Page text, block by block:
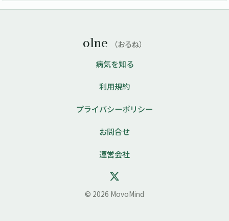
olne （おるね）
病気を知る
利用規約
プライバシーポリシー
お問合せ
運営会社
© 2026 MovoMind